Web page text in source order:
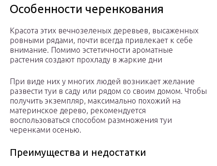
Особенности черенкования
Красота этих вечнозеленых деревьев, высаженных
ровными рядами, почти всегда привлекает к себе
внимание. Помимо эстетичности ароматные
растения создают прохладу в жаркие дни
При виде них у многих людей возникает желание
развести туи в саду или рядом со своим домом. Чтобы
получить экземпляр, максимально похожий на
материнское дерево, рекомендуется
воспользоваться способом размножения туи
черенками осенью.
Преимущества и недостатки